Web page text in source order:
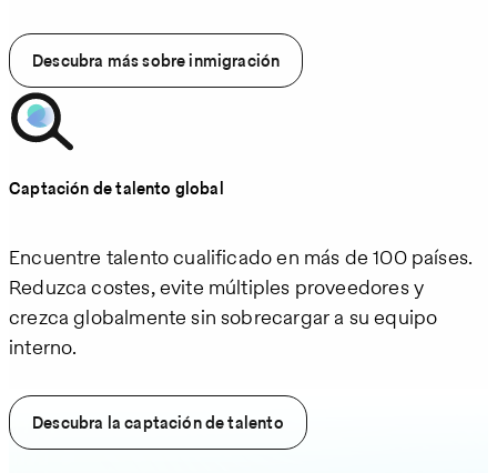
Descubra más sobre inmigración
Captación de talento global
Encuentre talento cualificado en más de 100 países.
Reduzca costes, evite múltiples proveedores y
crezca globalmente sin sobrecargar a su equipo
interno.
Descubra la captación de talento